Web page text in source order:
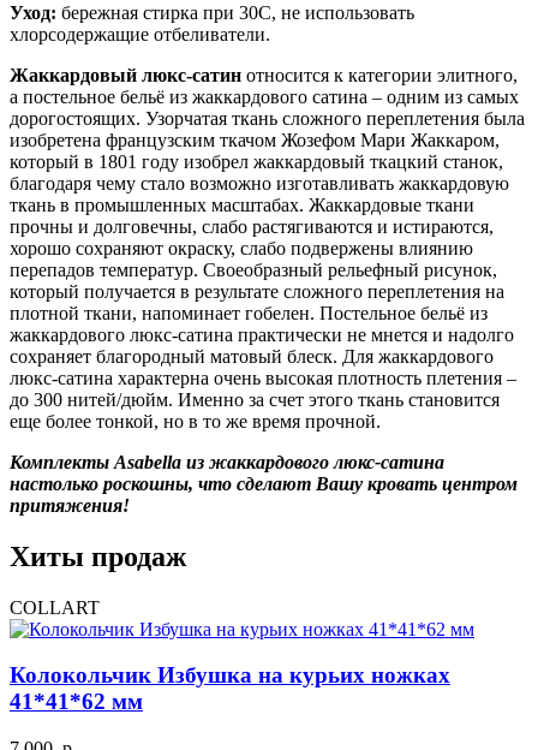
Уход: бережная стирка при 30С, не использовать
хлорсодержащие отбеливатели.
Жаккардовый люкс-сатин относится к категории элитного,
а постельное бельё из жаккардового сатина – одним из самых
дорогостоящих. Узорчатая ткань сложного переплетения была
изобретена французским ткачом Жозефом Мари Жаккаром,
который в 1801 году изобрел жаккардовый ткацкий станок,
благодаря чему стало возможно изготавливать жаккардовую
ткань в промышленных масштабах. Жаккардовые ткани
прочны и долговечны, слабо растягиваются и истираются,
хорошо сохраняют окраску, слабо подвержены влиянию
перепадов температур. Своеобразный рельефный рисунок,
который получается в результате сложного переплетения на
плотной ткани, напоминает гобелен. Постельное бельё из
жаккардового люкс-сатина практически не мнется и надолго
сохраняет благородный матовый блеск. Для жаккардового
люкс-сатина характерна очень высокая плотность плетения –
до 300 нитей/дюйм. Именно за счет этого ткань становится
еще более тонкой, но в то же время прочной.
Комплекты Asabella из жаккардового люкс-сатина
настолько роскошны, что сделают Вашу кровать центром
притяжения!
Хиты продаж
COLLART
Колокольчик Избушка на курьих ножках
41*41*62 мм